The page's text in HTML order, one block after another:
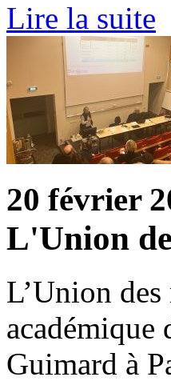
Lire la suite
20 février
L'Union
L’Union
académique
Guimard à